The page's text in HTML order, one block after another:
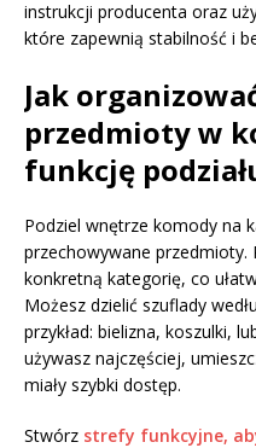
instrukcji producenta oraz
które zapewnią stabilność i
Jak
przedmioty w
funkcję
Podziel wnętrze komody na
przechowywane przedmioty.
konkretną kategorię, co
Możesz dzielić szuflady
przykład: bielizna, koszulki,
używasz najczęściej,
miały szybki dostęp.
Stwórz strefy funkcyjne,